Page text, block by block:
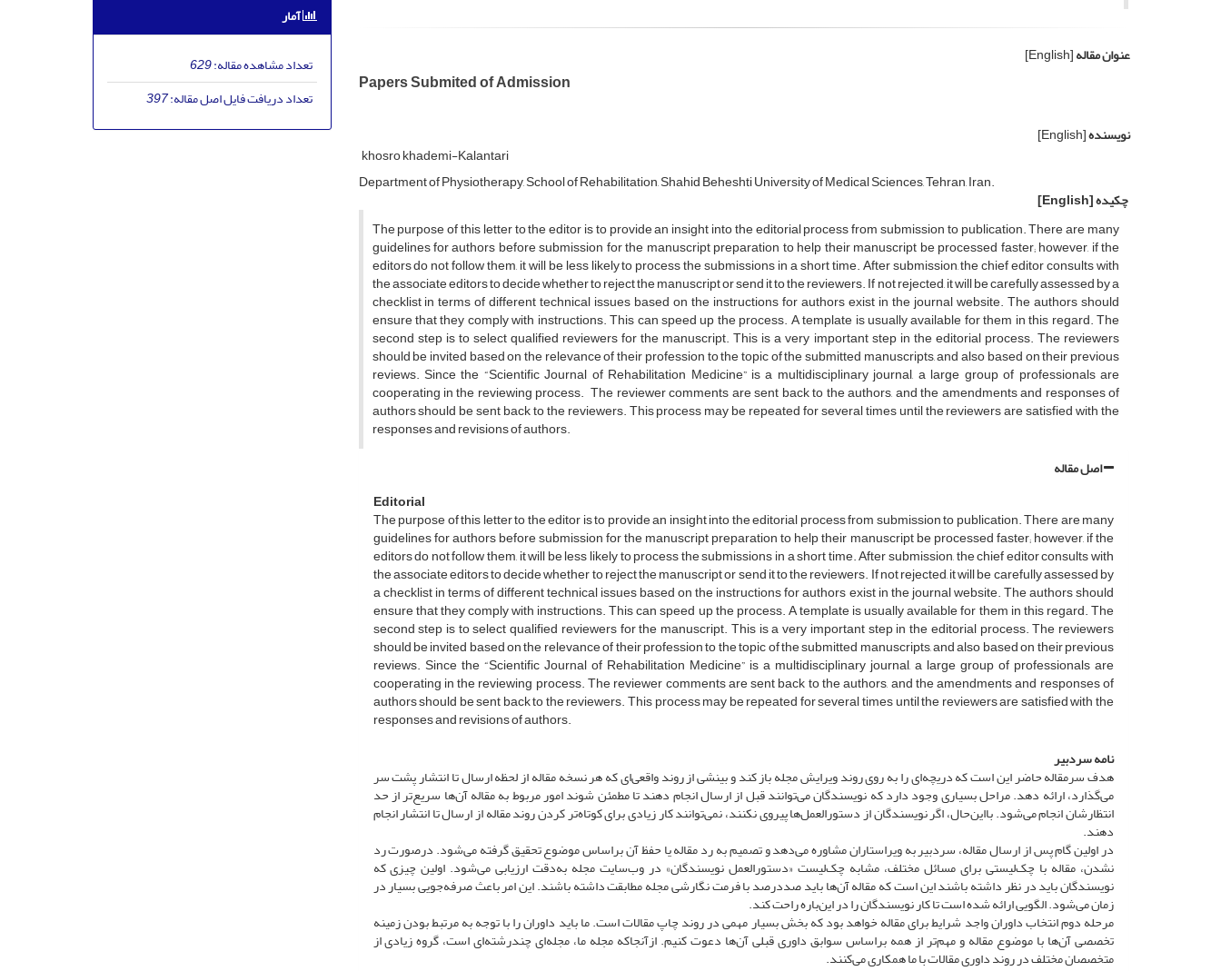
عنوان مقاله[English]
Papers Submited of Admission
نویسنده[English]
khosro khademi-Kalantari
Department of Physiotherapy, School of Rehabilitation, Shahid Beheshti University of Medical Sciences, Tehran, Iran.
چکیده[English]
The purpose of this letter to the editor is to provide an insight into the editorial process from submission to publication. There are many
guidelines for authors before submission for the manuscript preparation to help their manuscript be processed faster; however, if the
editors do not follow them, it will be less likely to process the submissions in a short time. After submission, the chief editor consults with
the associate editors to decide whether to reject the manuscript or send it to the reviewers. If not rejected, it will be carefully assessed by a
checklist in terms of different technical issues based on the instructions for authors exist in the journal website. The authors should
ensure that they comply with instructions. This can speed up the process. A template is usually available for them in this regard. The
second step is to select qualified reviewers for the manuscript. This is a very important step in the editorial process. The reviewers
should be invited based on the relevance of their profession to the topic of the submitted manuscripts, and also based on their previous
reviews. Since the “Scientific Journal of Rehabilitation Medicine” is a multidisciplinary journal, a large group of professionals are
cooperating in the reviewing process. The reviewer comments are sent back to the authors, and the amendments and responses of
authors should be sent back to the reviewers. This process may be repeated for several times until the reviewers are satisfied with the
responses and revisions of authors.
اصل مقاله
Editorial
The purpose of this letter to the editor is to provide an insight into the editorial process from submission to publication. There are many
guidelines for authors before submission for the manuscript preparation to help their manuscript be processed faster; however, if the
editors do not follow them, it will be less likely to process the submissions in a short time. After submission, the chief editor consults with
the associate editors to decide whether to reject the manuscript or send it to the reviewers. If not rejected, it will be carefully assessed by
a checklist in terms of different technical issues based on the instructions for authors exist in the journal website. The authors should
ensure that they comply with instructions. This can speed up the process. A template is usually available for them in this regard. The
second step is to select qualified reviewers for the manuscript. This is a very important step in the editorial process. The reviewers
should be invited based on the relevance of their profession to the topic of the submitted manuscripts, and also based on their previous
reviews. Since the “Scientific Journal of Rehabilitation Medicine” is a multidisciplinary journal, a large group of professionals are
cooperating in the reviewing process. The reviewer comments are sent back to the authors, and the amendments and responses of
authors should be sent back to the reviewers. This process may be repeated for several times until the reviewers are satisfied with the
responses and revisions of authors.
نامه سردبیر
هدف سرمقاله حاضر این است که دریچه‌ای را به روی روند ویرایش مجله باز کند و بینشی از روند واقعی‌ای که هر نسخه مقاله از لحظه ارسال تا انتشار پشت سر
می‌گذارد، ارائه دهد. مراحل بسیاری وجود دارد که نویسندگان می‌توانند قبل از ارسال انجام دهند تا مطمئن شوند امور مربوط به مقاله آن‌ها سریع‌تر از حد
انتظارشان انجام می‌شود. با‌این‌حال، اگر نویسندگان از دستورالعمل‌ها پیروی نکنند، نمی‌توانند کار زیادی برای کوتاه‌تر کردن روند مقاله از ارسال تا انتشار انجام
دهند.
در اولین گام پس از ارسال مقاله، سردبیر به ویراستاران مشاوره می‌دهد و تصمیم به رد مقاله یا حفظ آن بر‌اساس موضوع تحقیق گرفته می‌شود. در‌صورت رد
نشدن، مقاله با چک‌لیستی برای مسائل مختلف، مشابه چک‌لیست «دستورالعمل نویسندگان» در وب‌سایت مجله به‌دقت ارزیابی می‌شود. اولین چیزی که
نویسندگان باید در نظر داشته باشند این است که مقاله آن‌ها باید صددرصد با فرمت نگارشی مجله مطابقت داشته باشند. این امر باعث صرفه‌جویی بسیار در
زمان می‌شود. الگویی ارائه شده است تا کار نویسندگان را در این‌باره راحت کند.
مرحله دوم انتخاب داوران واجد شرایط برای مقاله خواهد بود که بخش بسیار مهمی در روند چاپ مقالات است. ما باید داوران را با توجه به مرتبط بودن زمینه
تخصصی آن‌ها با موضوع مقاله و مهم‌تر از همه بر‌اساس سوابق داوری قبلی آن‌ها دعوت کنیم. ازآنجاکه مجله ما، مجله‌ای چند‌رشته‌ای است، گروه زیادی از
متخصصان مختلف در روند داوری مقالات با ما همکاری می‌کنند.
آمار
تعداد مشاهده مقاله:629
تعداد دریافت فایل اصل مقاله:397